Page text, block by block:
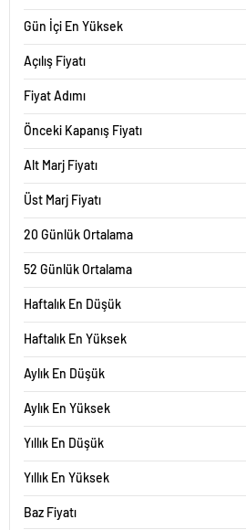
Gün İçi En Yüksek
Açılış Fiyatı
Fiyat Adımı
Önceki Kapanış Fiyatı
Alt Marj Fiyatı
Üst Marj Fiyatı
20 Günlük Ortalama
52 Günlük Ortalama
Haftalık En Düşük
Haftalık En Yüksek
Aylık En Düşük
Aylık En Yüksek
Yıllık En Düşük
Yıllık En Yüksek
Baz Fiyatı